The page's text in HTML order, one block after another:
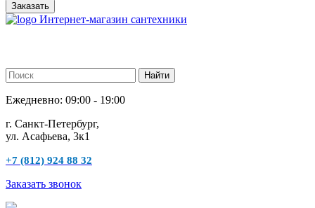
Заказать
Интернет-магазин сантехники
Ежедневно: 09:00 - 19:00
г. Санкт-Петербург,
ул. Асафьева, 3к1
+7 (812) 924 88 32
Заказать звонок